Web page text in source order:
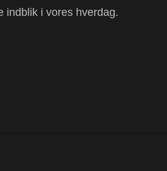
indblik i vores hverdag.